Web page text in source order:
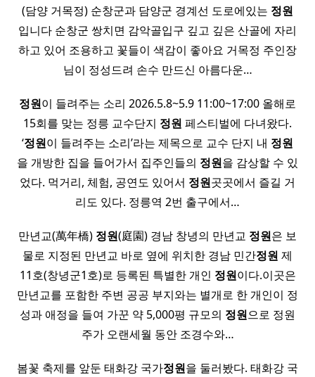
(담양 거목정) 순창군과 담양군 경계선 도로에있는 정원
입니다 순창군 쌍치면 감악골입구 깊고 깊은 산골에 자리
하고 있어 조용하고 꽃들이 색감이 좋아요 거목정 주인장
님이 정성드려 손수 만드신 아름다운…
정원이 들려주는 소리 2026.5.8~5.9 11:00~17:00 올해로
15회를 맞는 정릉 교수단지 정원 페스티벌에 다녀왔다.
‘정원이 들려주는 소리’라는 제목으로 교수 단지 내 정원
을 개방한 집을 들어가서 집주인들의 정원을 감상할 수 있
었다. 먹거리, 체험, 공연도 있어서 정원곳곳에서 즐길 거
리도 있다. 정릉역 2번 출구에서…
만년교(萬年橋) 정원(庭園) 경남 창녕의 만년교 정원은 보
물로 지정된 만년교 바로 옆에 위치한 경남 민간정원 제
11호(창녕군1호)로 등록된 특별한 개인 정원이다.이곳은
만년교를 포함한 주변 공공 부지와는 별개로 한 개인이 정
성과 애정을 들여 가꾼 약 5,000평 규모의 정원으로 정원
주가 오랜세월 동안 조경수와…
봄꽃 축제를 앞둔 태화강 국가정원을 둘러봤다. 태화강 국